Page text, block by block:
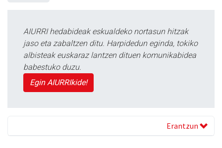
AIURRI hedabideak eskualdeko nortasun hitzak
jaso eta zabaltzen ditu. Harpidedun eginda, tokiko
albisteak euskaraz lantzen dituen komunikabidea
babestuko duzu.
Egin AIURRIkide!
Erantzun